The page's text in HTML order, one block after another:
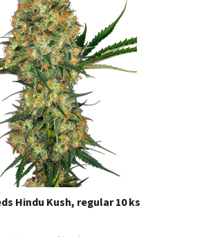
Hindu Kush, regular 10 ks